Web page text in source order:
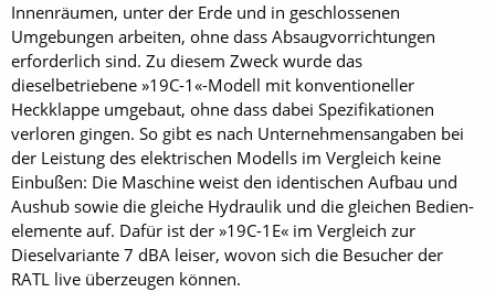
Innenräumen, unter der Erde und in geschlossenen
Umgebungen arbeiten, ohne dass Absaugvorrichtungen
erforderlich sind. Zu diesem Zweck wurde das
dieselbetriebene »19C-1«-Modell mit konventioneller
Heckklappe umgebaut, ohne dass dabei Spezifikationen
verloren gingen. So gibt es nach Unternehmensangaben bei
der Leistung des elektrischen Modells im Vergleich keine
Einbußen: Die Maschine weist den identischen Aufbau und
Aushub sowie die gleiche Hydraulik und die gleichen Bedien­
elemente auf. Dafür ist der »19C-1E« im Vergleich zur
Dieselvariante 7 dBA leiser, wovon sich die Besucher der
RATL live überzeugen können.